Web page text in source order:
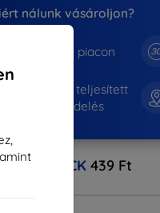
nálunk vásároljon?
éve a piacon
teljesített
megrendelés
CASHBACK 439 Ft